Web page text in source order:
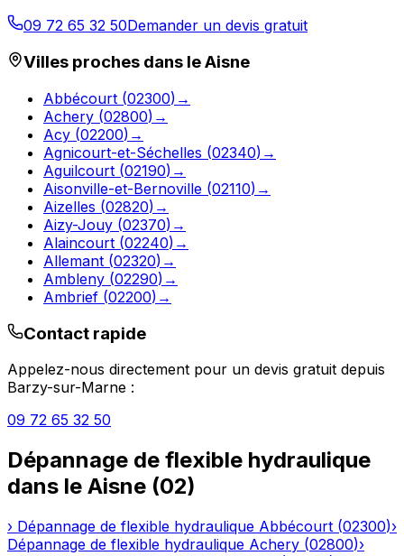
09 72 65 32 50Demander un devis gratuit
Villes proches dans leAisne
Abbécourt (02300) →
Achery (02800) →
Acy (02200) →
Agnicourt-et-Séchelles (02340) →
Aguilcourt (02190) →
Aisonville-et-Bernoville (02110) →
Aizelles (02820) →
Aizy-Jouy (02370) →
Alaincourt (02240) →
Allemant (02320) →
Ambleny (02290) →
Ambrief (02200) →
Contact rapide
Appelez-nous directement pour un devis gratuit depuis
Barzy-sur-Marne :
09 72 65 32 50
Dépannage de flexible hydraulique
dans le Aisne (02)
› Dépannage de flexible hydraulique Abbécourt (02300)›
Dépannage de flexible hydraulique Achery (02800)›